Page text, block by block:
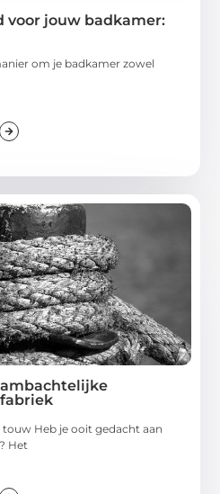
voor jouw badkamer:
om je badkamer zowel
Heb je ooit gedacht aan
Het